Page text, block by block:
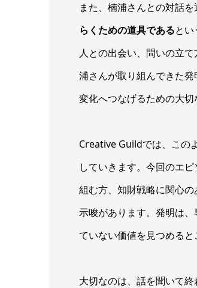
また、楠浦さんとの対話を
らくための道具であると
人との出会い、問いの立
浦さんが取り組んできた
変化へつなげるための大切
Creative Guildでは、この
していきます。今回のエ
組む方、知財戦略に関心
示唆があります。発明は
ていない価値を見つめると
大切なのは、話を聞いて終